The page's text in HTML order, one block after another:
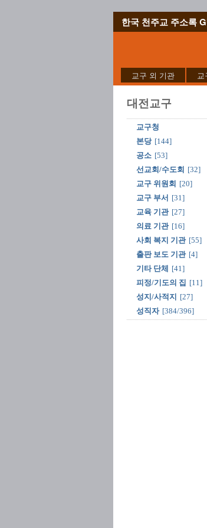
한국 천주교 주소록
교구 외 기관 교
대전교구
교구청
본당 [144]
공소 [53]
선교회/수도회 [32]
교구 위원회 [20]
교구 부서 [31]
교육 기관 [27]
의료 기관 [16]
사회 복지 기관 [55]
출판 보도 기관 [4]
기타 단체
[41]
피정/기도의 집 [11]
성지/사적지
[27]
성직자 [384/396]